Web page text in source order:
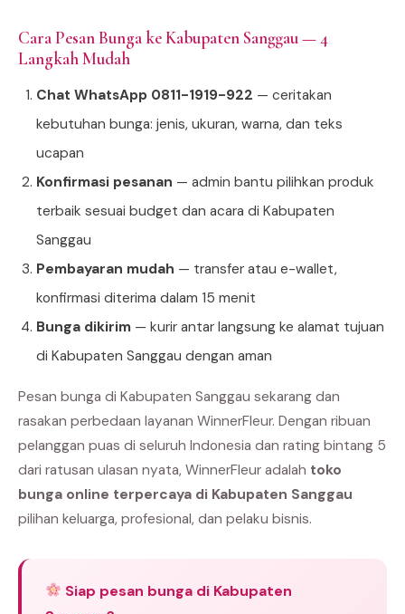
Cara Pesan Bunga ke Kabupaten Sanggau — 4
Langkah Mudah
Chat WhatsApp 0811-1919-922 — ceritakan
kebutuhan bunga: jenis, ukuran, warna, dan teks
ucapan
Konfirmasi pesanan — admin bantu pilihkan produk
terbaik sesuai budget dan acara di Kabupaten
Sanggau
Pembayaran mudah — transfer atau e-wallet,
konfirmasi diterima dalam 15 menit
Bunga dikirim — kurir antar langsung ke alamat tujuan
di Kabupaten Sanggau dengan aman
Pesan bunga di Kabupaten Sanggau sekarang dan
rasakan perbedaan layanan WinnerFleur. Dengan ribuan
pelanggan puas di seluruh Indonesia dan rating bintang 5
dari ratusan ulasan nyata, WinnerFleur adalah toko
bunga online terpercaya di Kabupaten Sanggau
pilihan keluarga, profesional, dan pelaku bisnis.
Siap pesan bunga di Kabupaten